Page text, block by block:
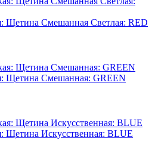
Щетина Смешанная Светлая: RED
Щетина Смешанная: GREEN
Щетина Искусственная: BLUE